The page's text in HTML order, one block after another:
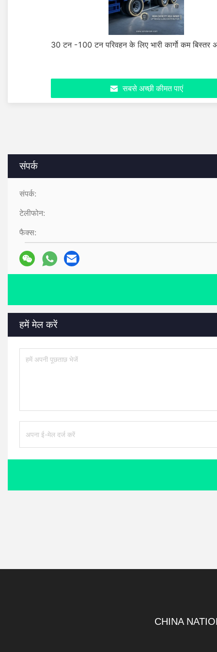
संपर्क
संपर्क:
टेलीफोन:
फैक्स:
हमें मेल करें
30 टन -100 टन परिवहन के लिए भारी कार्गो कम बिस्तर
सबसे अच्छी कीमत पाएं
CHINA